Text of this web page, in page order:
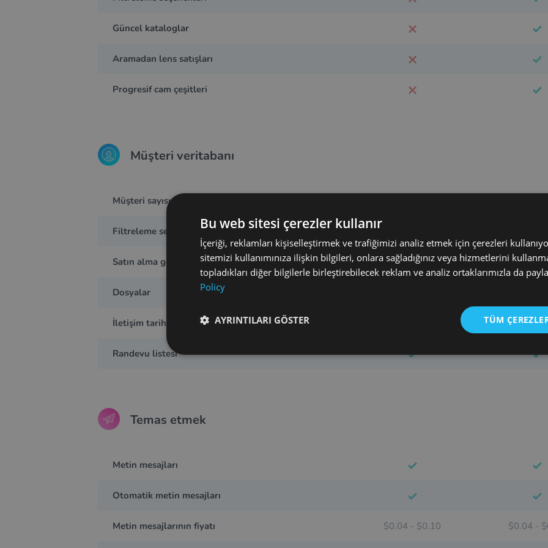
Güncel kataloglar
Aramadan lens satışları
Progresif cam çeşitleri
Müşteri veritabanı
Müşteri sayısı
Filtreleme seçenekleri
Satın alma geçmişi sınırsız
Dosyalar
İletişim tarihi
Randevu listesi
Temas etmek
Metin mesajları
Otomatik metin mesajları
Metin mesajlarının fiyatı $0.04 - $0.10 $0.04 -
Bu web sitesi çerezler kullanır
İçeriği, reklamları kişiselleştirmek ve trafiğimizi analiz etmek için çerezleri
sitemizi kullanımınıza ilişkin bilgileri, onlara sağladığınız veya hizmetlerini
topladıkları diğer bilgilerle birleştirebilecek reklam ve analiz ortaklarımızla da
Policy
TÜM
AYRINTILARI GÖSTER